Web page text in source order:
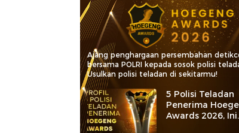
Ajang penghargaan persembahan
bersama POLRI kepada sosok polisi
Usulkan polisi teladan di sekitarmu!
5 Polisi Teladan
Penerima
Awards 2026, Ini
Kategori dan